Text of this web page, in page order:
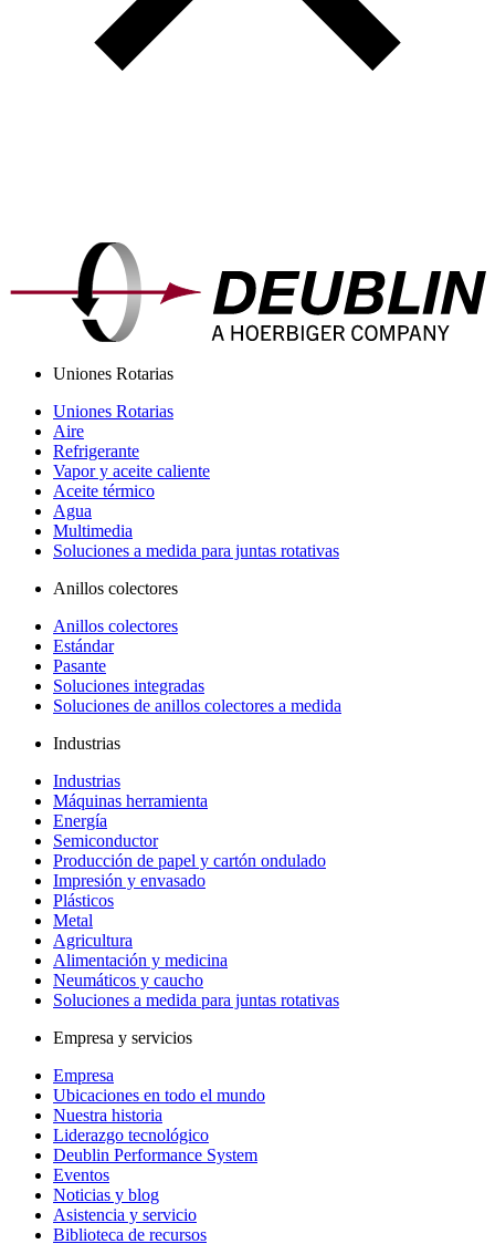
Uniones Rotarias
Uniones Rotarias
Aire
Refrigerante
Vapor y aceite caliente
Aceite térmico
Agua
Multimedia
Soluciones a medida para juntas rotativas
Anillos colectores
Anillos colectores
Estándar
Pasante
Soluciones integradas
Soluciones de anillos colectores a medida
Industrias
Industrias
Máquinas herramienta
Energía
Semiconductor
Producción de papel y cartón ondulado
Impresión y envasado
Plásticos
Metal
Agricultura
Alimentación y medicina
Neumáticos y caucho
Soluciones a medida para juntas rotativas
Empresa y servicios
Empresa
Ubicaciones en todo el mundo
Nuestra historia
Liderazgo tecnológico
Deublin Performance System
Eventos
Noticias y blog
Asistencia y servicio
Biblioteca de recursos